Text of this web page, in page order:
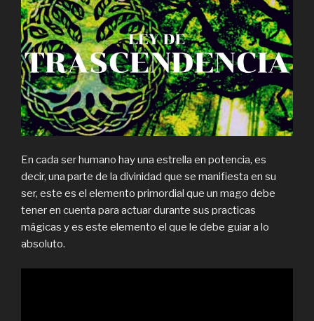
En cada ser humano hay una estrella en potencia, es
decir, una parte de la divinidad que se manifiesta en su
ser, este es el elemento primordial que un mago debe
tener en cuenta para actuar durante sus practicas
mágicas y es este elemento el que le debe guiar a lo
absoluto.